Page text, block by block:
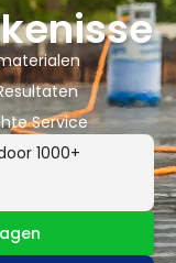
Service
1000+